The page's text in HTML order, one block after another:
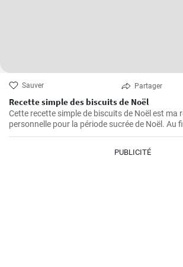
Sauver Partager
Recette simple des biscuits de Noël
Cette recette simple de biscuits de Noël est ma
personnelle pour la période sucrée de Noël. Au
préparée à plusieurs reprises dans ma propre
avérée être une favorite absolue - pour moi et
eu le plaisir de l'essayer. Les ingrédients sont
PUBLICITÉ